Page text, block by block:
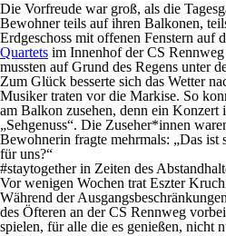
Die Vorfreude war groß, als die
Bewohner teils auf ihren Balkonen,
Erdgeschoss mit offenen Fenstern auf
Quartets im Innenhof der CS
mussten auf Grund des Regens unter
Zum Glück besserte sich das Wetter
Musiker traten vor die Markise. So
am Balkon zusehen, denn ein Konzert
„Sehgenuss“. Die Zuseher*innen
Bewohnerin fragte mehrmals: „Das
für uns?“
#staytogether in Zeiten des
Vor wenigen Wochen trat Eszter
Während der
des Öfteren an der CS Rennweg
spielen, für alle die es genießen, nicht